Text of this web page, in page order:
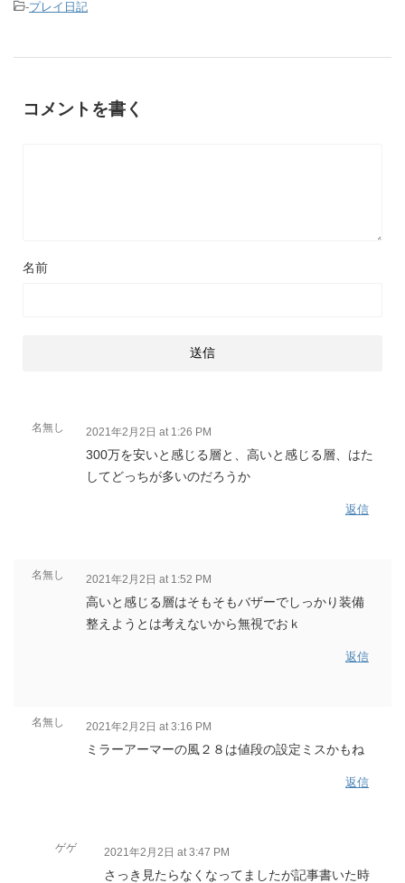
-プレイ日記
コメントを書く
名前
名無し 2021年2月2日 at 1:26 PM
300万を安いと感じる層と、高いと感じる層、はた
してどっちが多いのだろうか
返信
名無し 2021年2月2日 at 1:52 PM
高いと感じる層はそもそもバザーでしっかり装備
整えようとは考えないから無視でおｋ
返信
名無し 2021年2月2日 at 3:16 PM
ミラーアーマーの風２８は値段の設定ミスかもね
返信
ゲゲ 2021年2月2日 at 3:47 PM
さっき見たらなくなってましたが記事書いた時